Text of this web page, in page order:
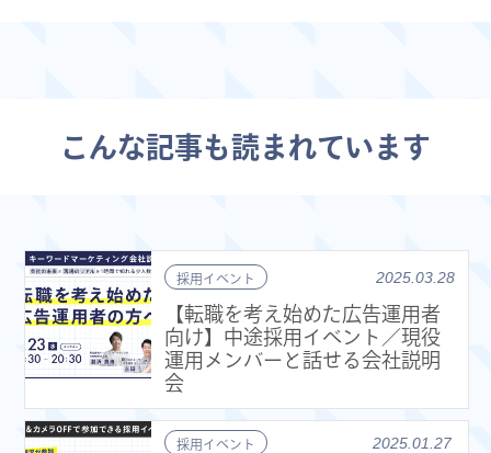
こんな記事も読まれています
採用イベント 2025.03.28
【転職を考え始めた広告運用者
向け】中途採用イベント／現役
運用メンバーと話せる会社説明
会
採用イベント 2025.01.27